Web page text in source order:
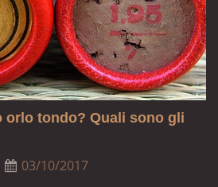
orlo tondo? Quali sono gli
03/10/2017